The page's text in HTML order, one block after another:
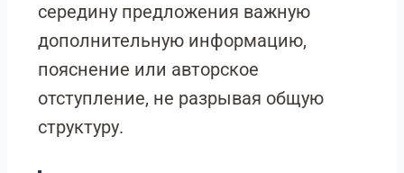
середину предложения важную
дополнительную информацию,
пояснение или авторское
отступление, не разрывая общую
структуру.